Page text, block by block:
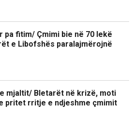
pa fitim/ Çmimi bie në 70 lekë
e Libofshës paralajmërojnë
mjaltit/ Bletarët në krizë, moti
pritet rritje e ndjeshme çmimit